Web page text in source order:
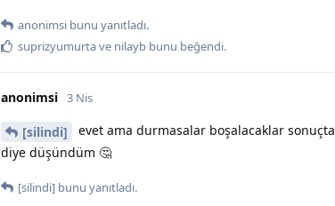
anonimsi bunu yanıtladı.
suprizyumurtave nilayb bunu beğendi.
anonimsi 3 Nis
[silindi]
evet ama durmasalar boşalacaklar
diye düşündüm 🤔
[silindi] bunu yanıtladı.